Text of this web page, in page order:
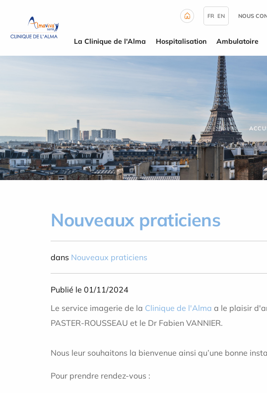
FR EN NOUS
La Clinique de l'Alma Hospitalisation Ambulatoire
Nouveaux praticiens
dans Nouveaux praticiens
Publié le 01/11/2024
Le service imagerie de la Clinique de l'Alma a le plaisir
PASTER-ROUSSEAU et le Dr Fabien VANNIER.
Nous leur souhaitons la bienvenue ainsi qu’une bonne
Pour prendre rendez-vous :